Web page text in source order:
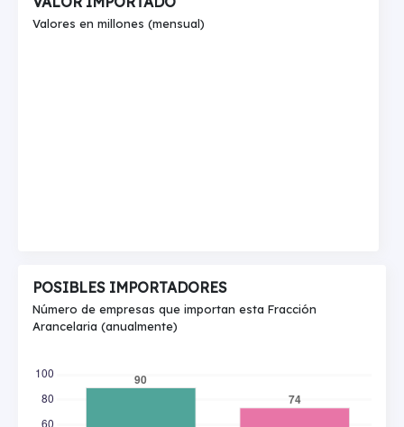
Valores en millones (mensual)
POSIBLES IMPORTADORES
Número de empresas que importan esta Fracción
Arancelaria (anualmente)